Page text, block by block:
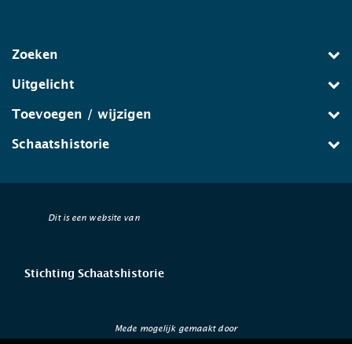
Zoeken
Uitgelicht
Toevoegen / wijzigen
Schaatshistorie
Dit is een website van
Stichting Schaatshistorie
Mede mogelijk gemaakt door